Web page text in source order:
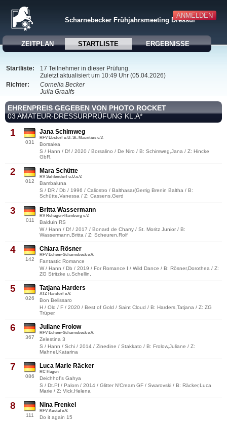
ANMELDEN
Scharnebecker Frühjahrsmeeting Dressur
ZEITPLAN STARTLISTE ERGEBNISSE
Startliste:
17 Teilnehmer in dieser Prüfung.
Zuletzt aktualisiert um 10:49 Uhr (05.04.2026)
Richter:
Cornelia Becker
Julia Graalfs
EHRENPREIS GEGEBEN VON PHOTO ROCKET
03 AMATEUR-DRESSURPRÜFUNG KL.A*
1
031
Jana Schimweg
RFV Ebstorf u.U. St. Mauritius e.V.
Borsalea
S / Hann / Df / 2020 / Borsalino / De Niro / B: Schimweg,Jana / Z: Hincke
GbR,
2
012
Mara Schütte
RV Suhlendorf u.U.e.V.
Bambaluna
S / DR / Db / 1996 / Caliostro / Balthasar(Gerrig Brenin Baltha / B:
Schütte,Vanessa / Z: Cassens,Gerd
3
011
Britta Wassermann
RV Rehagen-Hamburg e.V.
Balduin RS
W / Hann / Df / 2017 / Bonard de Charry / St. Moritz Junior / B:
Wassermann,Britta / Z: Scheuren,Rolf
4
142
Chiara Rösner
RFV Echem-Scharnebeck e.V.
Fantastic Romance
W / Hann / Db / 2019 / For Romance I / Wild Dance / B: Rösner,Dorothea / Z:
ZG Stritzke u.Schellin,
5
026
Tatjana Harders
ATZ Handorf e.V.
Bon Belissaro
H / Old / F / 2020 / Best of Gold / Saint Cloud / B: Harders,Tatjana / Z: ZG
Trüper,
6
367
Juliane Frolow
RFV Echem-Scharnebeck e.V.
Zelestina 3
S / Hann / Schi / 2014 / Zinedine / Stakkato / B: Frolow,Juliane / Z:
Mahnel,Katarina
7
086
Luca Marie Räcker
RC Hagen
Deichhof's Gahya
S / Dt.Pf / Palom / 2014 / Glitter N'Cream GF / Swarovski / B: Räcker,Luca
Marie / Z: Vick,Helena
8
111
Nina Frenkel
RFV Auetal e.V.
Do it again 15